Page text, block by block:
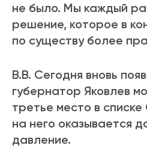
не было. Мы каждый
решение, которое в
по существу более
В.В. Сегодня вновь
губернатор Яковлев
третье место в
на него оказывается
давление.